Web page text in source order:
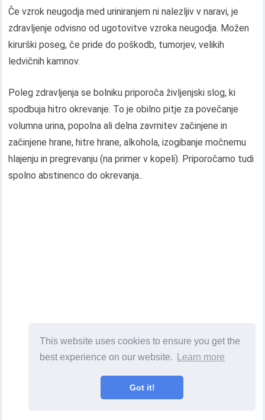
This website uses cookies to ensure you get the
best experience on our website.
Learn more
Got it!
Če vzrok neugodja med uriniranjem ni nalezljiv v naravi, je
zdravljenje odvisno od ugotovitve vzroka neugodja. Možen
kirurški poseg, če pride do poškodb, tumorjev, velikih
ledvičnih kamnov.
Poleg zdravljenja se bolniku priporoča življenjski slog, ki
spodbuja hitro okrevanje. To je obilno pitje za povečanje
volumna urina, popolna ali delna zavrnitev začinjene in
začinjene hrane, hitre hrane, alkohola, izogibanje močnemu
hlajenju in pregrevanju (na primer v kopeli). Priporočamo tudi
spolno abstinenco do okrevanja..